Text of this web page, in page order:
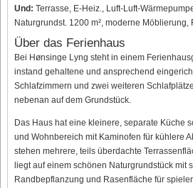
Und: Terrasse, E-Heiz., Luft-Luft-
Naturgrundst. 1200 m², moderne Möblierung,
Über das Ferienhaus
Bei Hønsinge Lyng steht in einem
instand gehaltene und ansprechend
Schlafzimmern und zwei weiteren
nebenan auf dem Grundstück.
Das Haus hat eine kleinere, separate Küche
und Wohnbereich mit Kaminofen für kühlere
stehen mehrere, teils überdachte
liegt auf einem schönen Naturgrundstück mit
Randbepflanzung und Rasenfläche für